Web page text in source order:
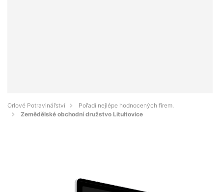
Orlové Potravinářství
Pořadí nejlépe hodnocených firem.
Zemědělské obchodní družstvo Litultovice